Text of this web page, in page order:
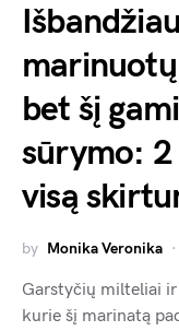
bet šį
sūrymo:
visą
by Monika Veronika
Garstyčių milteliai
kurie šį marinatą